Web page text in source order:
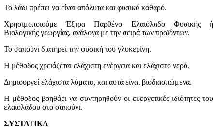
Το λάδι πρέπει να είναι απόλυτα και φυσικά καθαρό.
Χρησιμοποιούμε Έξτρα Παρθένο Ελαιόλαδο Φυσικής ή
Βιολογικής γεωργίας, ανάλογα με την σειρά των προϊόντων.
Το σαπούνι διατηρεί την φυσική του γλυκερίνη.
Η μέθοδος χρειάζεται ελάχιστη ενέργεια και ελάχιστο νερό.
Δημιουργεί ελάχιστα λύματα, και αυτά είναι βιοδιασπώμενα.
Η μέθοδος βοηθάει να συντηρηθούν οι ευεργετικές ιδιότητες του
ελαιολάδου στο σαπούνι.
ΣΥΣΤΑΤΙΚΑ